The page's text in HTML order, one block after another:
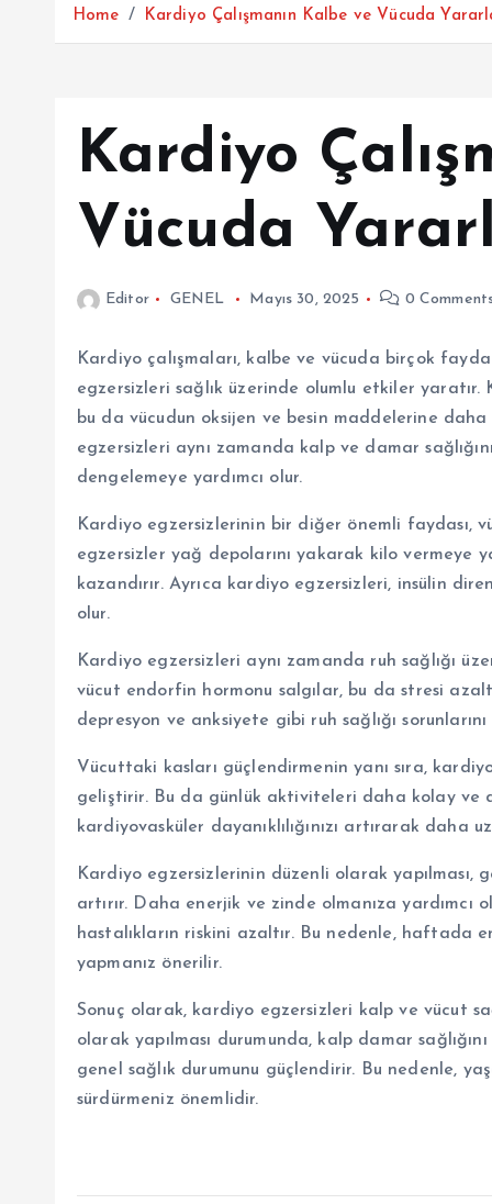
Home Kardiyo Çalışmanın Kalbe ve Vücuda
Kardiyo
Vücuda
Editor GENEL Mayıs 30, 2025 0
Kardiyo çalışmaları, kalbe ve vücuda birçok
egzersizleri sağlık üzerinde olumlu etkiler yaratır.
bu da vücudun oksijen ve besin maddelerine
egzersizleri aynı zamanda kalp ve damar
dengelemeye yardımcı olur.
Kardiyo egzersizlerinin bir diğer önemli faydası,
egzersizler yağ depolarını yakarak kilo vermeye
kazandırır. Ayrıca kardiyo egzersizleri, insülin
olur.
Kardiyo egzersizleri aynı zamanda ruh sağlığı
vücut endorfin hormonu salgılar, bu da stresi
depresyon ve anksiyete gibi ruh sağlığı
Vücuttaki kasları güçlendirmenin yanı sıra, kardiyo
geliştirir. Bu da günlük aktiviteleri daha kolay ve
kardiyovasküler dayanıklılığınızı artırarak daha
Kardiyo egzersizlerinin düzenli olarak yapılması,
artırır. Daha enerjik ve zinde olmanıza
hastalıkların riskini azaltır. Bu nedenle,
yapmanız önerilir.
Sonuç olarak, kardiyo egzersizleri kalp ve vücut
olarak yapılması durumunda, kalp damar
genel sağlık durumunu güçlendirir. Bu nedenle,
sürdürmeniz önemlidir.